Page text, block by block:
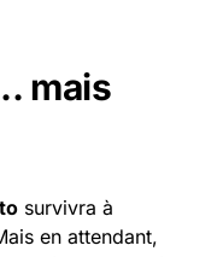
mais
survivra à
en attendant,